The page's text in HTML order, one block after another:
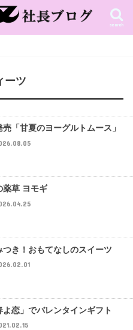
search
ーツ
売「甘夏のヨーグルトムース」
薬草 ヨモギ
つき！おもてなしのスイーツ
よ恋」でバレンタインギフト